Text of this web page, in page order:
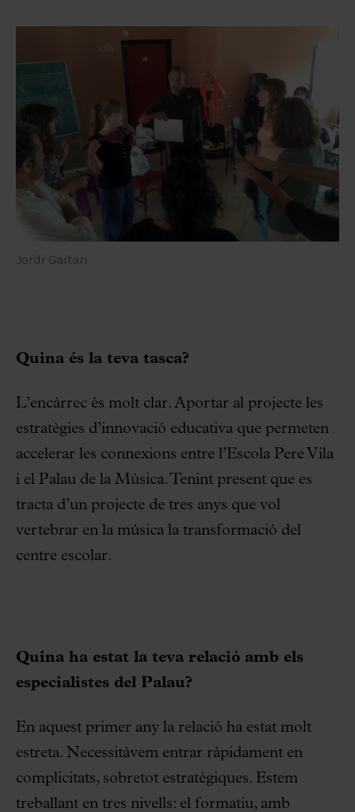
Jordi Gaitan
Quina és la teva tasca?
L’encàrrec és molt clar. Aportar al projecte les
estratègies d’innovació educativa que permeten
accelerar les connexions entre l’Escola Pere Vila
i el Palau de la Música. Tenint present que es
tracta d’un projecte de tres anys que vol
vertebrar en la música la transformació del
centre escolar.
Quina ha estat la teva relació amb els
especialistes del Palau?
En aquest primer any la relació ha estat molt
estreta. Necessitàvem entrar ràpidament en
complicitats, sobretot estratègiques. Estem
treballant en tres nivells: el formatiu, amb